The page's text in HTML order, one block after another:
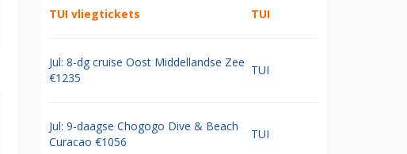
TUI vliegtickets TUI
Jul: 8-dg cruise Oost Middellandse Zee
€1235
TUI
Jul: 9-daagse Chogogo Dive & Beach
Curacao €1056
TUI